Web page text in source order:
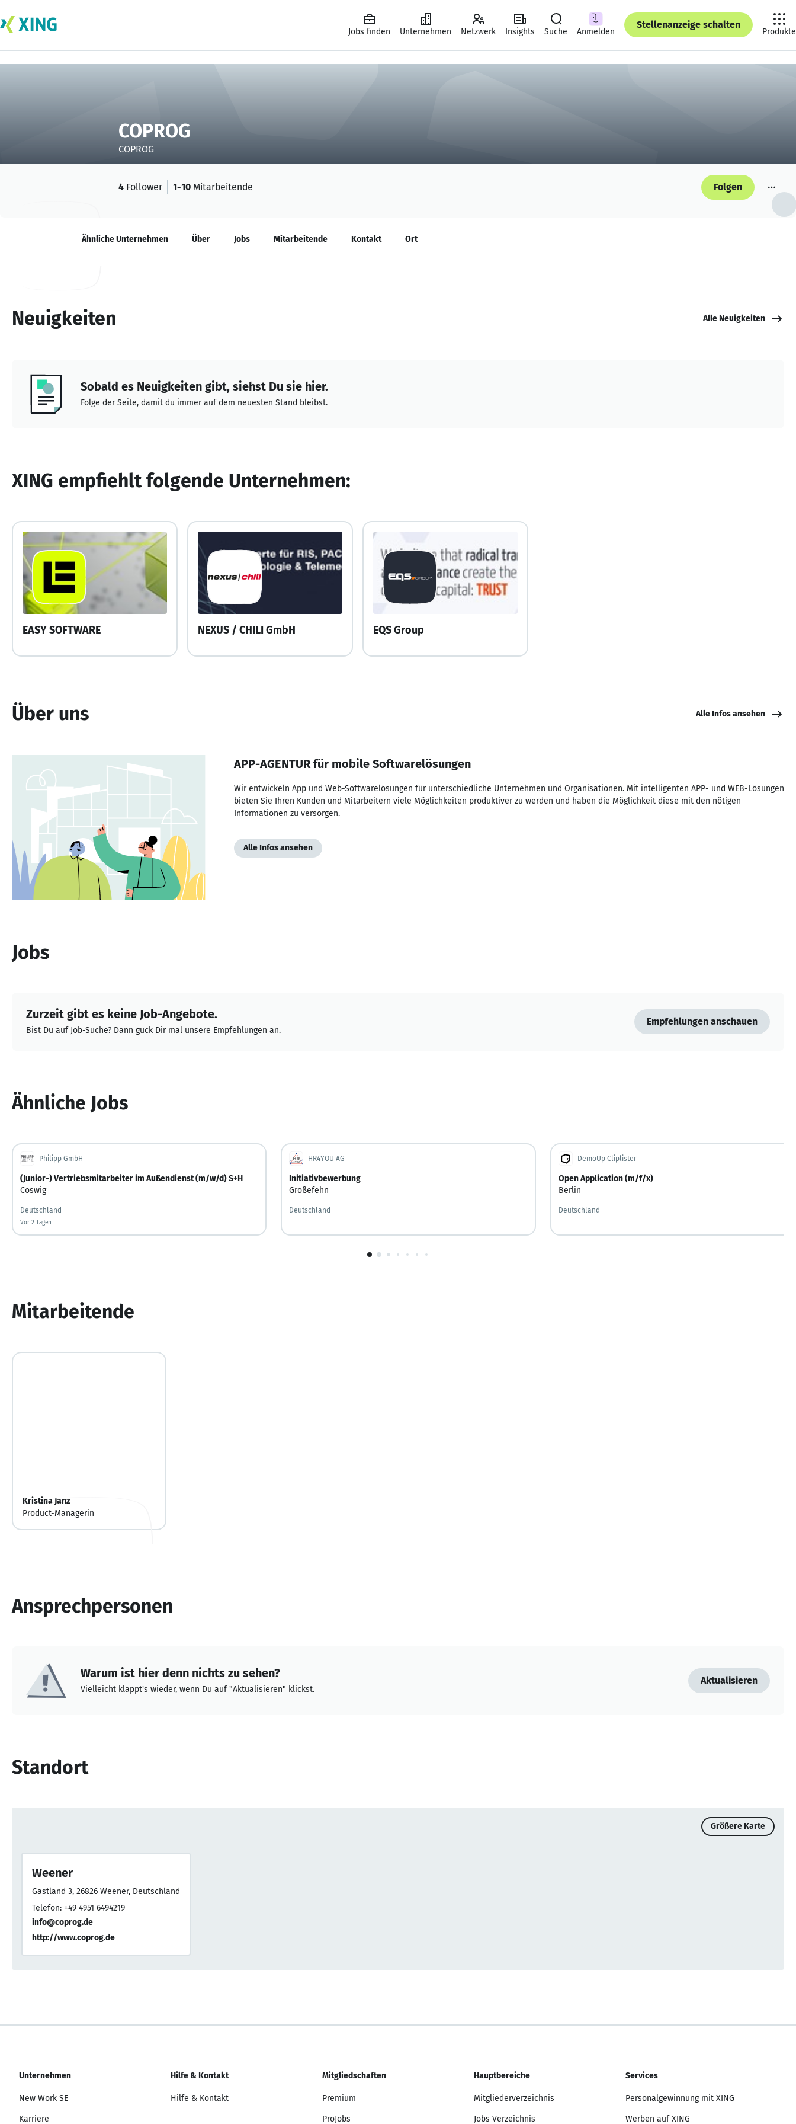
Jobs finden Unternehmen Netzwerk Insights Suche Anmelden
Stellenanzeige schalten
Produkte
COPROG
COPROG
4 Follower 1-10 Mitarbeitende Folgen
Neuigkeiten Ähnliche Unternehmen Über Jobs Mitarbeitende Kontakt Ort
Neuigkeiten Alle Neuigkeiten
Sobald es Neuigkeiten gibt, siehst Du sie hier.
Folge der Seite, damit du immer auf dem neuesten Stand bleibst.
XING empfiehlt folgende Unternehmen:
EASY SOFTWARE NEXUS / CHILI GmbH EQS Group
Über uns Alle Infos ansehen
APP-AGENTUR für mobile Softwarelösungen
Wir entwickeln App und Web-Softwarelösungen für unterschiedliche Unternehmen und Organisationen. Mit intelligenten APP- und WEB-Lösungen
bieten Sie Ihren Kunden und Mitarbeitern viele Möglichkeiten produktiver zu werden und haben die Möglichkeit diese mit den nötigen
Informationen zu versorgen.
Alle Infos ansehen
Jobs
Zurzeit gibt es keine Job-Angebote.
Bist Du auf Job-Suche? Dann guck Dir mal unsere Empfehlungen an.
Empfehlungen anschauen
Ähnliche Jobs
Philipp GmbH
(Junior-) Vertriebsmitarbeiter im Außendienst (m/w/d) S+H
Coswig
Deutschland
Vor 2 Tagen
Vor 2 Tagen veröffentlicht
HR4YOU AG
Initiativbewerbung
Großefehn
Deutschland
DemoUp Cliplister
Open Application (m/f/x)
Berlin
Deutschland
1
Mitarbeitende
Kristina Janz
Product-Managerin
Ansprechpersonen
Warum ist hier denn nichts zu sehen?
Vielleicht klappt's wieder, wenn Du auf "Aktualisieren" klickst.
Aktualisieren
Standort
Größere Karte
Weener
Gastland 3, 26826 Weener, Deutschland
Telefon: +49 4951 6494219
info@coprog.de
http://www.coprog.de
Unternehmen
New Work SE
Karriere
Hilfe & Kontakt
Hilfe & Kontakt
Mitgliedschaften
Premium
ProJobs
Hauptbereiche
Mitgliederverzeichnis
Jobs Verzeichnis
Services
Personalgewinnung mit XING
Werben auf XING